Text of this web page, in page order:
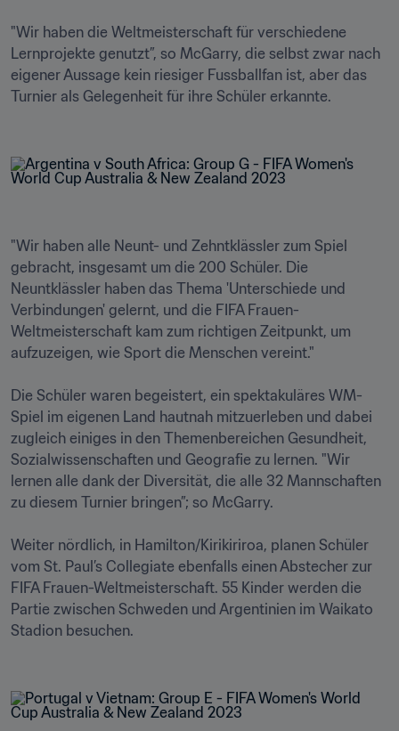
"Wir haben die Weltmeisterschaft für verschiedene
Lernprojekte genutzt”, so McGarry, die selbst zwar nach
eigener Aussage kein riesiger Fussballfan ist, aber das
Turnier als Gelegenheit für ihre Schüler erkannte.
"Wir haben alle Neunt- und Zehntklässler zum Spiel
gebracht, insgesamt um die 200 Schüler. Die
Neuntklässler haben das Thema 'Unterschiede und
Verbindungen' gelernt, und die FIFA Frauen-
Weltmeisterschaft kam zum richtigen Zeitpunkt, um
aufzuzeigen, wie Sport die Menschen vereint."
Die Schüler waren begeistert, ein spektakuläres WM-
Spiel im eigenen Land hautnah mitzuerleben und dabei
zugleich einiges in den Themenbereichen Gesundheit,
Sozialwissenschaften und Geografie zu lernen. "Wir
lernen alle dank der Diversität, die alle 32 Mannschaften
zu diesem Turnier bringen”; so McGarry.
Weiter nördlich, in Hamilton/Kirikiriroa, planen Schüler
vom St. Paul’s Collegiate ebenfalls einen Abstecher zur
FIFA Frauen-Weltmeisterschaft. 55 Kinder werden die
Partie zwischen Schweden und Argentinien im Waikato
Stadion besuchen.